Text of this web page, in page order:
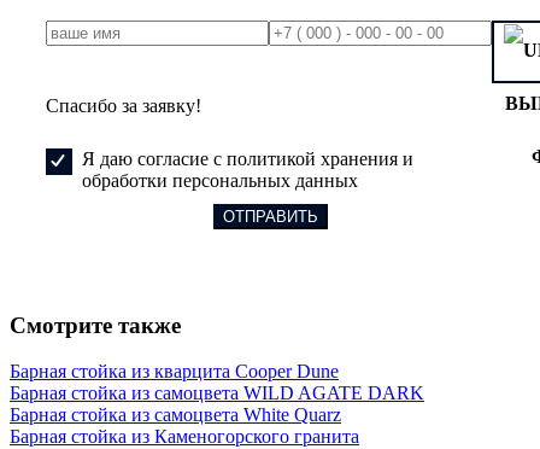
Спасибо за заявку!
Я даю согласие с политикой хранения и
обработки персональных данных
Смотрите также
Барная стойка из кварцита Cooper Dune
Барная стойка из самоцвета WILD AGATE DARK
Барная стойка из самоцвета White Quarz
Барная стойка из Каменогорского гранита